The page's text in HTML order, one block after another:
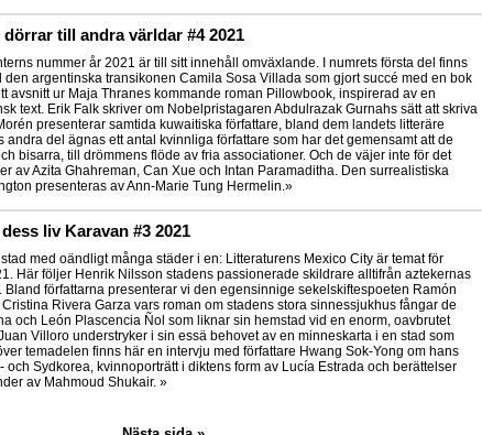
till andra världar #4 2021
nummer år 2021 är till sitt innehåll omväxlande. I numrets första del finns
den argentinska transikonen Camila Sosa Villada som gjort succé med en bok
avsnitt ur Maja Thranes kommande roman Pillowbook, inspirerad av en
text. Erik Falk skriver om Nobelpristagaren Abdulrazak Gurnahs sätt att skriva
presenterar samtida kuwaitiska författare, bland dem landets litteräre
andra del ägnas ett antal kvinnliga författare som har det gemensamt att de
bisarra, till drömmens flöde av fria associationer. Och de väjer inte för det
av Azita Ghahreman, Can Xue och Intan Paramaditha. Den surrealistiska
presenteras av Ann-Marie Tung Hermelin.»
liv Karavan #3 2021
stad med oändligt många städer i en: Litteraturens Mexico City är temat för
Här följer Henrik Nilsson stadens passionerade skildrare alltifrån aztekernas
Bland författarna presenterar vi den egensinnige sekelskiftespoeten Ramón
Rivera Garza vars roman om stadens stora sinnessjukhus fångar de
och León Plascencia Ñol som liknar sin hemstad vid en enorm, oavbrutet
Villoro understryker i sin essä behovet av en minneskarta i en stad som
temadelen finns här en intervju med författare Hwang Sok-Yong om hans
och Sydkorea, kvinnoporträtt i diktens form av Lucía Estrada och berättelser
av Mahmoud Shukair. »